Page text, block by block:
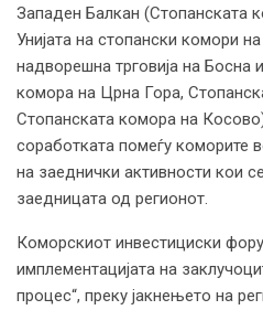
Западен Балкан (Стопанската
Унијата на стопански комори
надворешна трговија на Босна
комора на Црна Гора,
Стопанската комора на
соработката помеѓу коморите
на заеднички активности кои
заедницата од регионот.
Коморскиот инвестициски
имплементацијата на
процес“, преку јакнењето на